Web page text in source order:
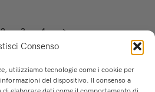
Consenso
utilizziamo tecnologie come i cookie per
del dispositivo. Il consenso a
2 3 4 →